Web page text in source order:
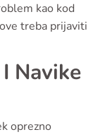
kao kod
treba prijaviti
Navike
oprezno